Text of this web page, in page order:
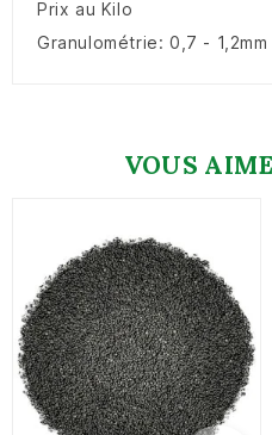
Prix au Kilo
Granulométrie: 0,7 - 1,2mm
VOUS